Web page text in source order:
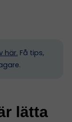
här. Få tips,
lätta